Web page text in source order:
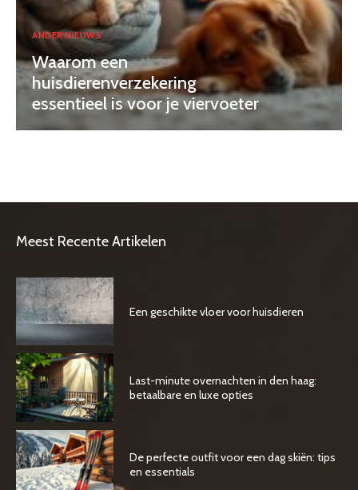
ANDER NIEUWS
Waarom een
huisdierenverzekering
essentieel is voor je viervoeter
Meest Recente Artikelen
Een geschikte vloer voor huisdieren
Last-minute overnachten in den haag:
betaalbare en luxe opties
De perfecte outfit voor een dag skiën: tips
en essentials